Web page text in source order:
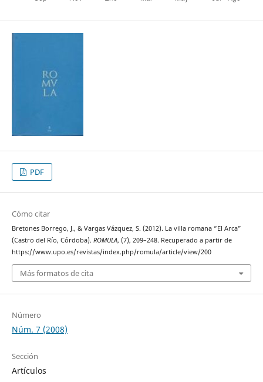
PDF
Cómo citar
Bretones Borrego, J., & Vargas Vázquez, S. (2012). La villa romana “El Arca”
(Castro del Río, Córdoba). ROMULA, (7), 209–248. Recuperado a partir de
https://www.upo.es/revistas/index.php/romula/article/view/200
Más formatos de cita
Número
Núm. 7 (2008)
Sección
Artículos